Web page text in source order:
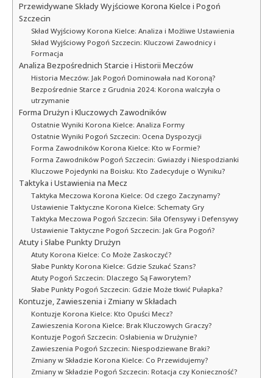
Przewidywane Składy Wyjściowe Korona Kielce i Pogoń
Szczecin
Skład Wyjściowy Korona Kielce: Analiza i Możliwe Ustawienia
Skład Wyjściowy Pogoń Szczecin: Kluczowi Zawodnicy i
Formacja
Analiza Bezpośrednich Starcie i Historii Meczów
Historia Meczów: Jak Pogoń Dominowała nad Koroną?
Bezpośrednie Starce z Grudnia 2024: Korona walczyła o
utrzymanie
Forma Drużyn i Kluczowych Zawodników
Ostatnie Wyniki Korona Kielce: Analiza Formy
Ostatnie Wyniki Pogoń Szczecin: Ocena Dyspozycji
Forma Zawodników Korona Kielce: Kto w Formie?
Forma Zawodników Pogoń Szczecin: Gwiazdy i Niespodzianki
Kluczowe Pojedynki na Boisku: Kto Zadecyduje o Wyniku?
Taktyka i Ustawienia na Mecz
Taktyka Meczowa Korona Kielce: Od czego Zaczynamy?
Ustawienie Taktyczne Korona Kielce: Schematy Gry
Taktyka Meczowa Pogoń Szczecin: Siła Ofensywy i Defensywy
Ustawienie Taktyczne Pogoń Szczecin: Jak Gra Pogoń?
Atuty i Słabe Punkty Drużyn
Atuty Korona Kielce: Co Może Zaskoczyć?
Słabe Punkty Korona Kielce: Gdzie Szukać Szans?
Atuty Pogoń Szczecin: Dlaczego Są Faworytem?
Słabe Punkty Pogoń Szczecin: Gdzie Może tkwić Pułapka?
Kontuzje, Zawieszenia i Zmiany w Składach
Kontuzje Korona Kielce: Kto Opuści Mecz?
Zawieszenia Korona Kielce: Brak Kluczowych Graczy?
Kontuzje Pogoń Szczecin: Osłabienia w Drużynie?
Zawieszenia Pogoń Szczecin: Niespodziewane Braki?
Zmiany w Składzie Korona Kielce: Co Przewidujemy?
Zmiany w Składzie Pogoń Szczecin: Rotacja czy Konieczność?